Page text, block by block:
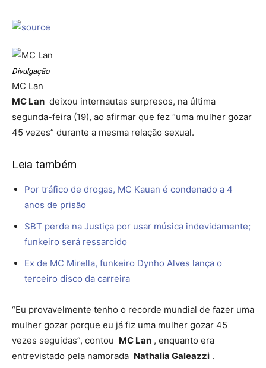
Divulgação
MC Lan
MC Lan deixou internautas surpresos, na última
segunda-feira (19), ao afirmar que fez “uma mulher gozar
45 vezes” durante a mesma relação sexual.
Leia também
Por tráfico de drogas, MC Kauan é condenado a 4
anos de prisão
SBT perde na Justiça por usar música indevidamente;
funkeiro será ressarcido
Ex de MC Mirella, funkeiro Dynho Alves lança o
terceiro disco da carreira
“Eu provavelmente tenho o recorde mundial de fazer uma
mulher gozar porque eu já fiz uma mulher gozar 45
vezes seguidas”, contou MC Lan , enquanto era
entrevistado pela namorada Nathalia Galeazzi .